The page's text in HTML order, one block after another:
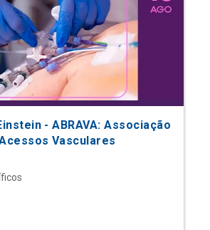
- ABRAVA: Associação
Vasculares